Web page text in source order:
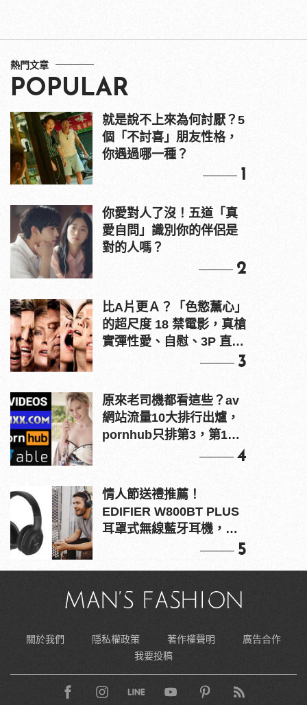
熱門文章
POPULAR
就是說不上來為何討厭？5
個「不討喜」朋友性格，
你遇過哪一種？
1
你愛對人了沒！五道「真
愛自問」識別你的伴侶是
對的人嗎？
2
比A片更Ａ？「色慾薰心」
的超尺度 18 禁電影，真槍
實彈性愛、自慰、3P 直接
3
原來老司機都看這些？av
網站流量10大排行出爐，
pornhub只排第3，第1名
4
情人節送禮推薦！
EDIFIER W800BT PLUS
耳罩式無線藍牙耳機，在
5
關於我們 隱私權政策 著作權聲明
廣告合作
我要投稿